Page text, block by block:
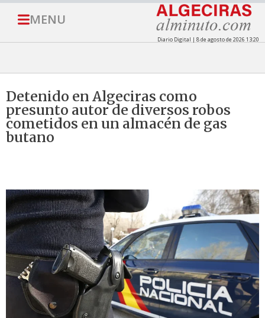
MENU
Diario Digital | 8 de agosto de 2026 13:20
Detenido en Algeciras como
presunto autor de diversos robos
cometidos en un almacén de gas
butano